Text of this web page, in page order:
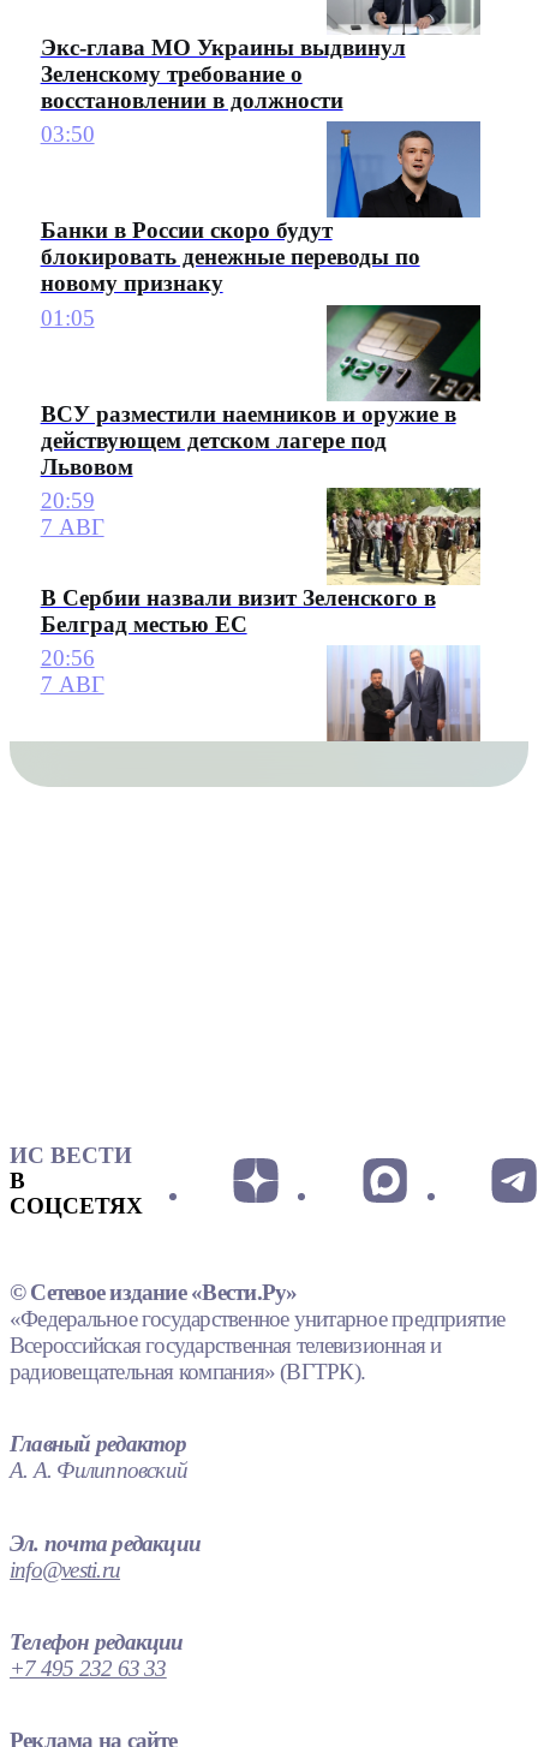
Экс-глава МО Украины выдвинул
Зеленскому требование о
восстановлении в должности
03:50
Банки в России скоро будут
блокировать денежные переводы по
новому признаку
01:05
ВСУ разместили наемников и оружие в
действующем детском лагере под
Львовом
20:59
7 АВГ
В Сербии назвали визит Зеленского в
Белград местью ЕС
20:56
7 АВГ
ИС ВЕСТИ
В
СОЦСЕТЯХ
© Сетевое издание «Вести.Ру»
«Федеральное государственное унитарное предприятие
Всероссийская государственная телевизионная и
радиовещательная компания» (ВГТРК).
Главный редактор
А. А. Филипповский
Эл. почта редакции
info@vesti.ru
Телефон редакции
+7 495 232 63 33
Реклама на сайте